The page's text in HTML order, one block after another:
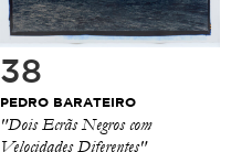
38
PEDRO BARATEIRO
"Dois Ecrãs Negros com
Velocidades Diferentes"